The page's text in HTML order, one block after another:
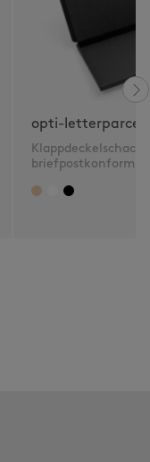
opti-letterparcel
briefpostkonform 2